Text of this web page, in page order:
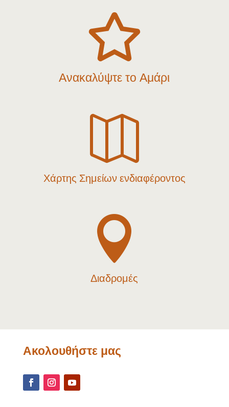

Ανακαλύψτε το Αμάρι

Χάρτης Σημείων ενδιαφέροντος

Διαδρομές
Ακολουθήστε μας